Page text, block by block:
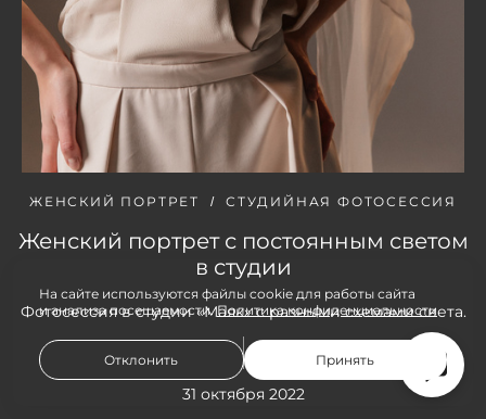
ЖЕНСКИЙ ПОРТРЕТ СТУДИЙНАЯ ФОТОСЕССИЯ
Женский портрет с постоянным светом
в студии
Фотосессия в студии «Маяк» с разными схемами света.
31 октября 2022
На сайте используются файлы cookie для работы сайта
и анализа посещаемости.Политика конфиденциальности
Отклонить Принять